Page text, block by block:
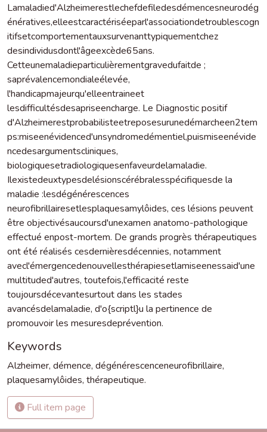
Lamaladied'Alzheimerestlechefdefiledesdémencesneurodég
énératives,elleestcaractériséeparl'associationdetroublescogn
itifsetcomportementauxsurvenanttypiquementchez
desindividusdontl'âgeexcède65ans.
Cetteunemaladieparticulièrementgravedufaitde ;
saprévalencemondialeélevée,
l'handicapmajeurqu'elleentraineet
lesdifficultésdesapriseencharge. Le Diagnostic positif
d'Alzheimerestprobabilisteetreposesurunedémarcheen2tem
ps:miseenévidenced'unsyndromedémentiel,puismiseenévide
ncedesargumentscliniques,
biologiquesetradiologiquesenfaveurdelamaladie.
Ilexistedeuxtypesdelésionscérébralesspécifiquesde la
maladie :lesdégénérescences
neurofibrillairesetlesplaquesamylôides, ces lésions peuvent
être objectivésaucoursd'unexamen anatomo-pathologique
effectué enpost-mortem. De grands progrès thérapeutiques
ont été réalisés cesdernièresdécennies, notamment
avecl'émergencedenouvellesthérapiesetlamiseenessaid'une
multituded'autres, toutefois,l'efficacité reste
toujoursdécevantesurtout dans les stades
avancésdelamaladie, d'o{scriptl}u la pertinence de
promouvoir les mesuresdeprévention.
Keywords
Alzheimer, démence, dégénérescenceneurofibrillaire,
plaquesamylôides, thérapeutique.
Full item page